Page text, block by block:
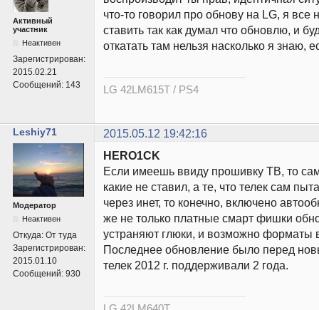
Активный
участник
Неактивен
Зарегистрирован:
2015.02.21
Сообщений: 143
что-то говорил про обнову на LG, я все
ставить так как думал что обновлю, и
откатать там нельзя насколько я знаю,
LG 42LM615T / PS4
Leshiy71 2015.05.12 19:42:16
Модератор
Неактивен
Откуда: От туда
Зарегистрирован:
2015.01.10
Сообщений: 930
HERO1CK
Если имеешь ввиду прошивку ТВ, то
какие не ставил, а те, что телек сам
через инет, то конечно, включено
же не только платные смарт фишки
устраняют глюки, и возможно форматы
Последнее обновление было перед
телек 2012 г. поддерживали 2 года.